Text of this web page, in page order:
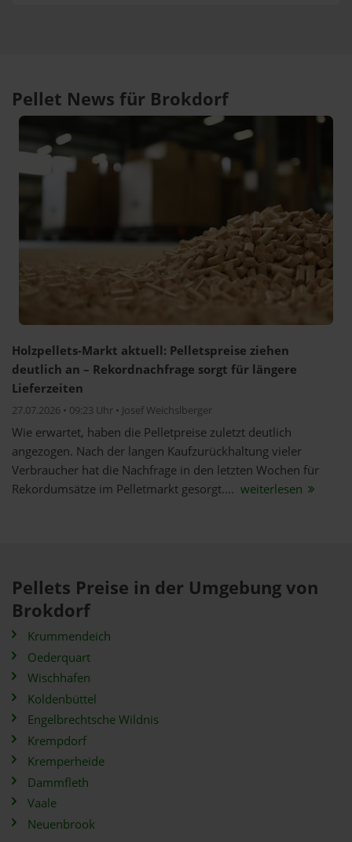
Pellet News für Brokdorf
Holzpellets-Markt aktuell: Pelletspreise ziehen
deutlich an – Rekordnachfrage sorgt für längere
Lieferzeiten
27.07.2026 • 09:23 Uhr • Josef Weichslberger
Wie erwartet, haben die Pelletpreise zuletzt deutlich
angezogen. Nach der langen Kaufzurückhaltung vieler
Verbraucher hat die Nachfrage in den letzten Wochen für
Rekordumsätze im Pelletmarkt gesorgt.... weiterlesen
Pellets Preise in der Umgebung von
Brokdorf
Krummendeich
Oederquart
Wischhafen
Koldenbüttel
Engelbrechtsche Wildnis
Krempdorf
Kremperheide
Dammfleth
Vaale
Neuenbrook